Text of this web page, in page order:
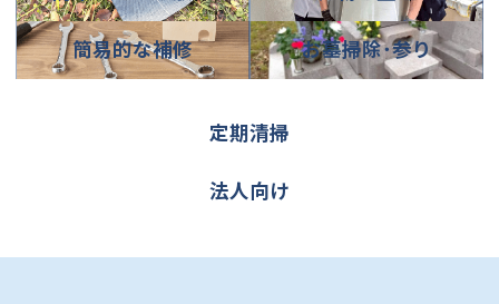
ン
ク
ン
ク
ー
リ
ン
ク
ー
リ
ン
ク
簡易的な補修
カ
バ
ー
お墓掃除･参り
カ
バ
ー
ン
ク
定期清掃
法人向け
リ